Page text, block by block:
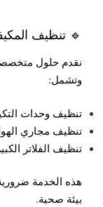
🔹 تنظيف
نقدم حلول
وتشمل:
تنظيف وحدات
تنظيف مجاري
تنظيف الفلاتر
هذه الخدمة
بيئة صحية.